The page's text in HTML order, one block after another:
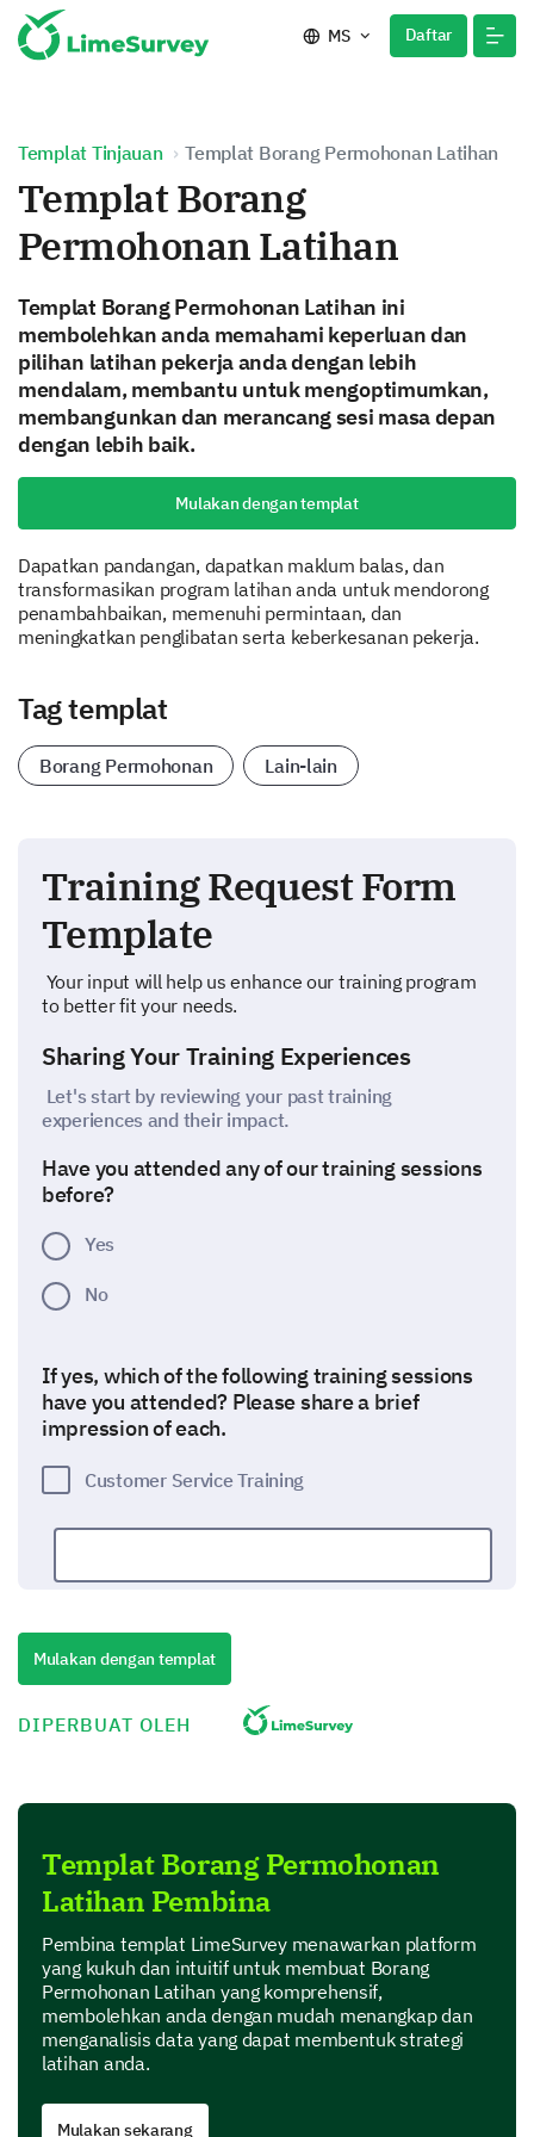
MS Daftar
Templat Tinjauan Templat Borang Permohonan Latihan
Templat Borang
Permohonan Latihan
Templat Borang Permohonan Latihan ini
membolehkan anda memahami keperluan dan
pilihan latihan pekerja anda dengan lebih
mendalam, membantu untuk mengoptimumkan,
membangunkan dan merancang sesi masa depan
dengan lebih baik.
Mulakan dengan templat
Dapatkan pandangan, dapatkan maklum balas, dan
transformasikan program latihan anda untuk mendorong
penambahbaikan, memenuhi permintaan, dan
meningkatkan penglibatan serta keberkesanan pekerja.
Tag templat
Borang Permohonan Lain-lain
Training Request Form
Template
Your input will help us enhance our training program
to better fit your needs.
Sharing Your Training Experiences
Let's start by reviewing your past training
experiences and their impact.
Have you attended any of our training sessions
before?
Yes
No
If yes, which of the following training sessions
have you attended? Please share a brief
impression of each.
Customer Service Training
Conflict Resolution Training
Please rate your agreement with the following
statements about our previous training
sessions.
Mulakan dengan templat
DIPERBUAT OLEH
Templat Borang Permohonan
Latihan Pembina
Pembina templat LimeSurvey menawarkan platform
yang kukuh dan intuitif untuk membuat Borang
Permohonan Latihan yang komprehensif,
membolehkan anda dengan mudah menangkap dan
menganalisis data yang dapat membentuk strategi
latihan anda.
Mulakan sekarang